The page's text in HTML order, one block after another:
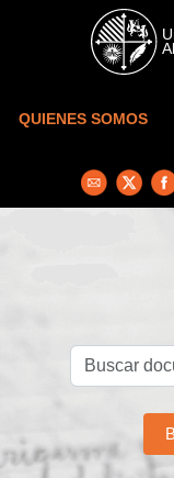
Skip to main content
QUIENES SOMOS